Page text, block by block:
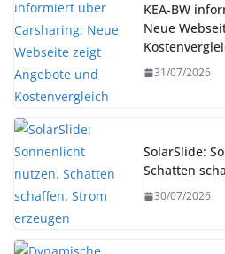
KEA-BW
Neue
31/07/2026
SolarSlide:
Schatten
30/07/2026